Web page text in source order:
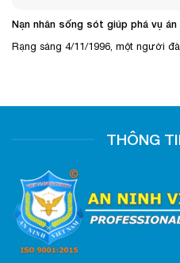
Nạn nhân sống sót giúp phá vụ
Rạng sáng 4/11/1996, một người
THÔNG